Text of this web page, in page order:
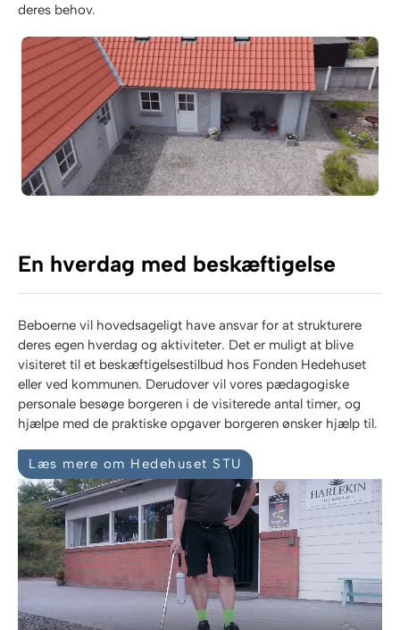
deres behov.
En hverdag med beskæftigelse
Beboerne vil hovedsageligt have ansvar for at strukturere
deres egen hverdag og aktiviteter. Det er muligt at blive
visiteret til et beskæftigelsestilbud hos Fonden Hedehuset
eller ved kommunen. Derudover vil vores pædagogiske
personale besøge borgeren i de visiterede antal timer, og
hjælpe med de praktiske opgaver borgeren ønsker hjælp til.
Læs mere om Hedehuset STU